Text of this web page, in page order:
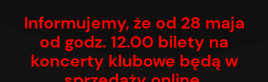
Informujemy, że od 28 maja
od godz. 12.00 bilety na
koncerty klubowe będą w